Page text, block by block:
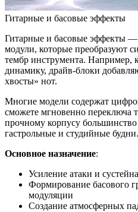
Гитарные и басовые эффекты
Гитарные и басовые эффекты
модули, которые преобразуют
тембр инструмента. Например,
динамику, драйв-блоки
хвосты» нот.
Многие модели содержат
сможете мгновенно переключа
прочному корпусу
гастрольные и студийные будни.
Основное назначение:
Усиление атаки и
Формирование басового
модуляции
Создание атмосферных